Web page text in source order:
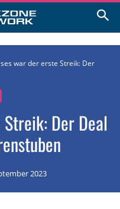
war der erste Streik: Der
Der Deal
2023